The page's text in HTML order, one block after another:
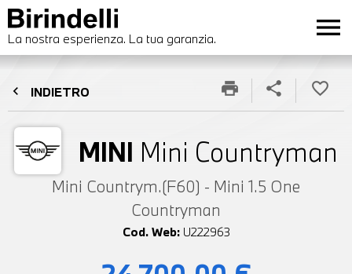
La nostra esperienza. La tua garanzia. menu
chevron_left INDIETRO
MINI Mini Countryman
Mini Countrym.(F60) - Mini 1.5 One
Countryman
Cod. Web: U222963
print share favorite_border